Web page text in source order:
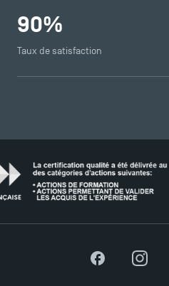
90%
Taux de satisfaction
Facebook